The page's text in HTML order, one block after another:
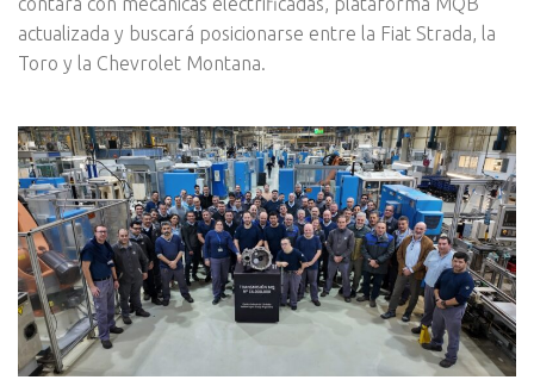
actualizada y buscará posicionarse entre la Fiat Strada, la
Toro y la Chevrolet Montana.